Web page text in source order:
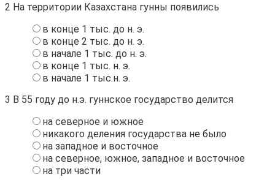
2 На территории Казахстана гунны появились
в конце 1 тыс. до н. э.
в конце 2 тыс. до н. э.
в начале 1 тыс. до н. э.
в конце 1 тыс. н. э.
в начале 1 тыс.н. э.
3 В 55 году до н.э. гуннское государство делится
на северное и южное
никакого деления государства не было
на западное и восточное
на северное, южное, западное и восточное
на три части